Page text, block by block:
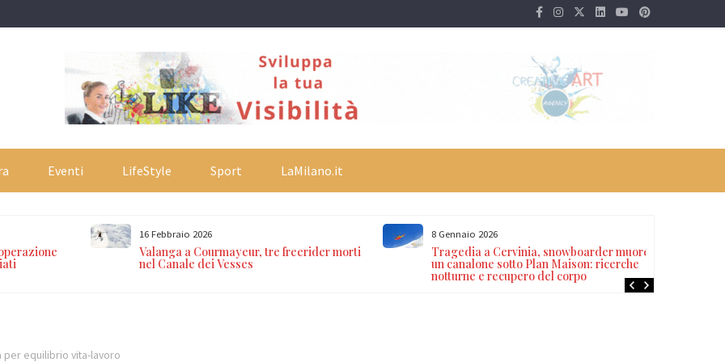
Eventi LifeStyle Sport LaMilano.it
16 Febbraio 2026
Valanga a Courmayeur, tre freerider morti
nel Canale dei Vesses
8 Gennaio 2026
Tragedia a Cervinia, snowboarder muore in
un canalone sotto Plan Maison: ricerche
notturne e recupero del corpo
per equilibrio vita-lavoro